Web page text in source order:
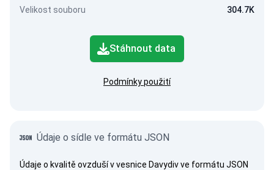
Velikost souboru 304.7K
Stáhnout data
Podmínky použití
Údaje o sídle ve formátu JSON
Údaje o kvalitě ovzduší v vesnice Davydiv ve formátu JSON